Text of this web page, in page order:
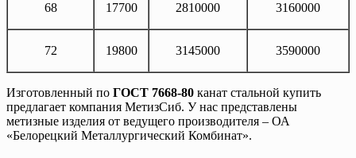
68 17700 2810000 3160000
72 19800 3145000 3590000
Изготовленный по ГОСТ 7668-80 канат стальной купить
предлагает компания МетизСиб. У нас представлены
метизные изделия от ведущего производителя – ОА
«Белорецкий Металлургический Комбинат».